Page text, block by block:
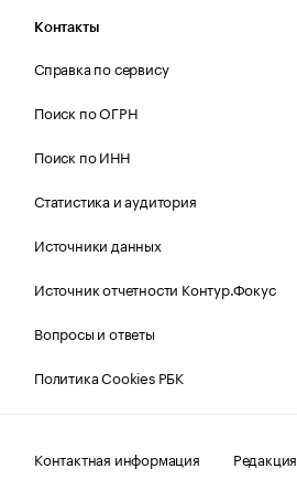
Контакты
Справка по сервису
Поиск по ОГРН
Поиск по ИНН
Статистика и аудитория
Источники данных
Источник отчетности Контур.Фокус
Вопросы и ответы
Политика Cookies РБК
Контактная информация Редакция